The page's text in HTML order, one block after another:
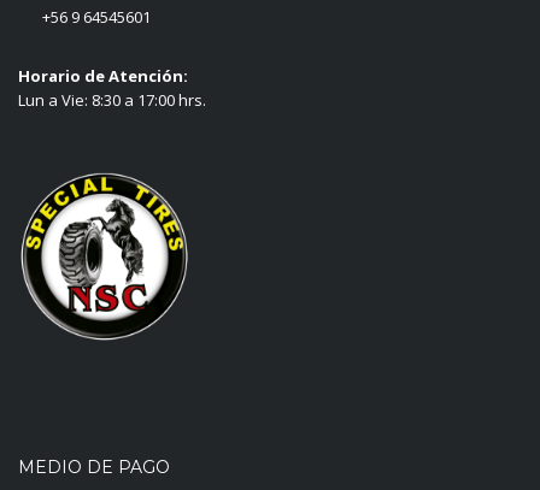
+56 9 64545601
Horario de Atención:
Lun a Vie: 8:30 a 17:00 hrs.
MEDIO DE PAGO